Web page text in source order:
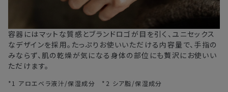
容器にはマットな質感とブランドロゴが目を引く、ユニセックス
なデザインを採用。たっぷりお使いいただける内容量で、手指の
みならず、肌の乾燥が気になる身体の部位にも贅沢にお使いい
ただけます。
*1 アロエベラ液汁/保湿成分 *2 シア脂/保湿成分